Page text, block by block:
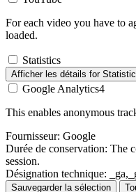
For each video you have to
loaded.
Statistics
Afficher les détails for
Google Analytics4
This enables anonymous
Fournisseur: Google
Durée de conservation: The
session.
Désignation technique:
Sauvegarder la sélection